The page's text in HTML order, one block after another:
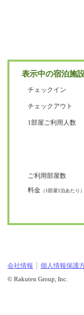
表示中の宿泊施
チェックイン
チェックアウト
1部屋ご利用人数
ご利用部屋数
料金 （1部屋1泊あたり）
会社情報 個人情報保護
© Rakuten Group, Inc.